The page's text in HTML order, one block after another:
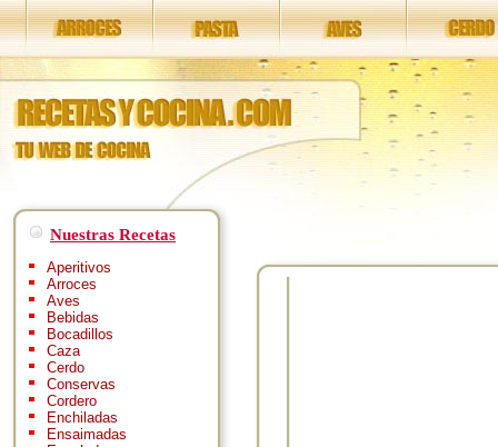
Nuestras Recetas
Aperitivos
Arroces
Aves
Bebidas
Bocadillos
Caza
Cerdo
Conservas
Cordero
Enchiladas
Ensaimadas